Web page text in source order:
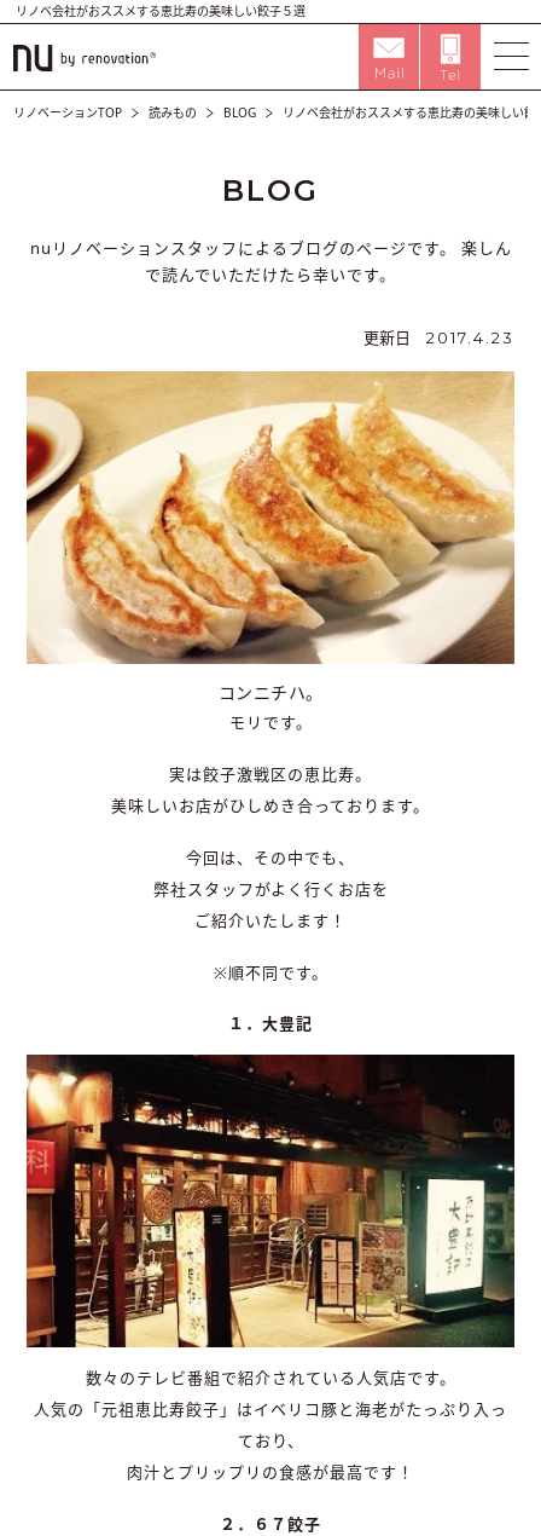
リノベ会社がおススメする恵比寿の美味しい餃子５選
リノベーションTOP 読みもの BLOG リノベ会社がおススメする恵比寿の美味しい餃
BLOG
nuリノベーションスタッフによるブログのページです。
楽しん
で読んでいただけたら幸いです。
更新日 2017.4.23
コンニチハ。
モリです。
実は餃子激戦区の恵比寿。
美味しいお店がひしめき合っております。
今回は、その中でも、
弊社スタッフがよく行くお店を
ご紹介いたします！
※順不同です。
１．大豊記
数々のテレビ番組で紹介されている人気店です。
人気の「元祖恵比寿餃子」はイベリコ豚と海老がたっぷり入っ
ており、
肉汁とプリップリの食感が最高です！
２．６７餃子